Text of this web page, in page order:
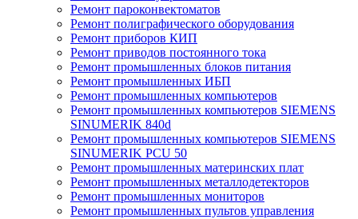
Ремонт пароконвектоматов
Ремонт полиграфического оборудования
Ремонт приборов КИП
Ремонт приводов постоянного тока
Ремонт промышленных блоков питания
Ремонт промышленных ИБП
Ремонт промышленных компьютеров
Ремонт промышленных компьютеров SIEMENS
SINUMERIK 840d
Ремонт промышленных компьютеров SIEMENS
SINUMERIK PCU 50
Ремонт промышленных материнских плат
Ремонт промышленных металлодетекторов
Ремонт промышленных мониторов
Ремонт промышленных пультов управления